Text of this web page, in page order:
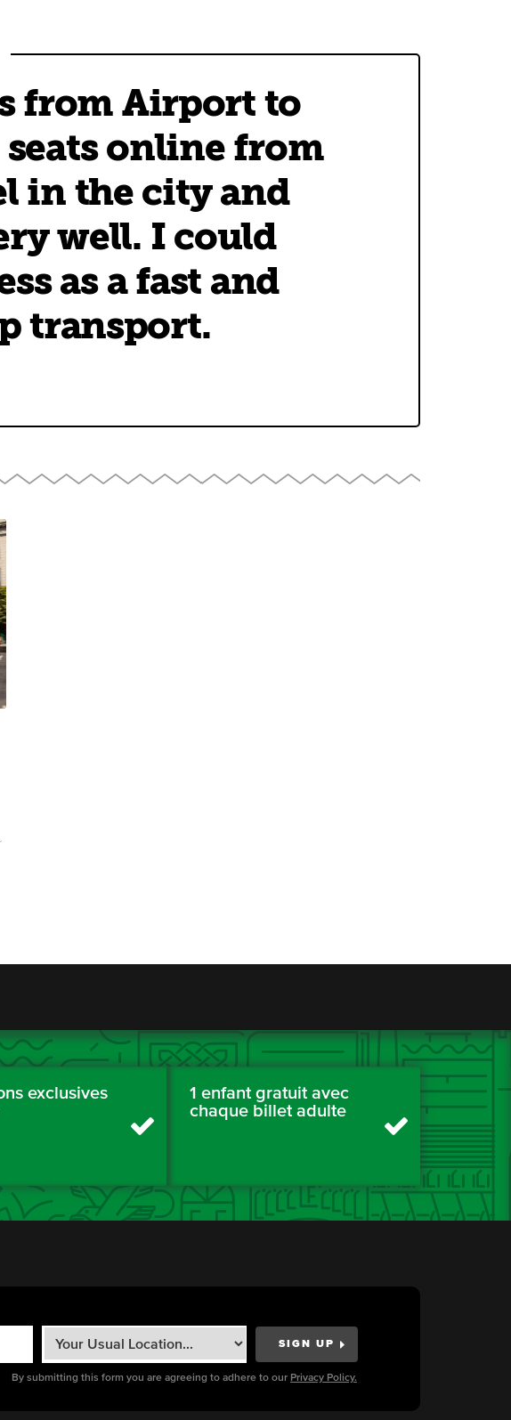
from Airport to
seats online from
in the city and
well. I could
as a fast and
transport.
exclusives
1 enfant gratuit avec
chaque billet adulte
By submitting this form you are agreeing to adhere to our Privacy Policy.